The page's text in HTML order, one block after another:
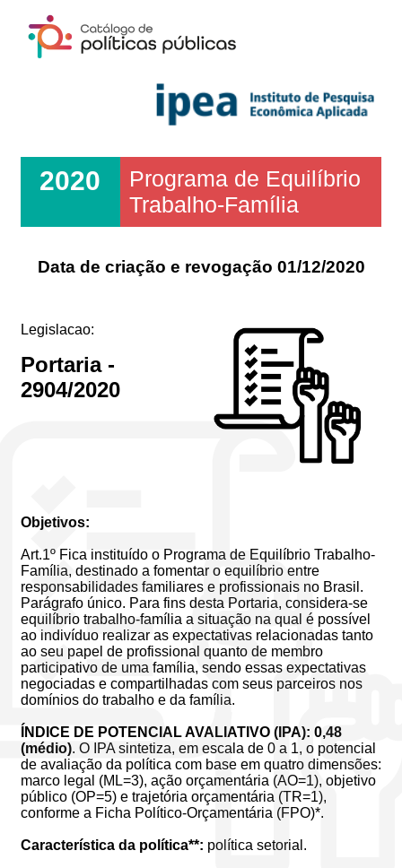
2020
Programa de Equilíbrio
Trabalho-Família
Data de criação e revogação 01/12/2020
Legislacao:
Portaria -
2904/2020
Objetivos:
Art.1º Fica instituído o Programa de Equilíbrio Trabalho-
Família, destinado a fomentar o equilíbrio entre
responsabilidades familiares e profissionais no Brasil.
Parágrafo único. Para fins desta Portaria, considera-se
equilíbrio trabalho-família a situação na qual é possível
ao indivíduo realizar as expectativas relacionadas tanto
ao seu papel de profissional quanto de membro
participativo de uma família, sendo essas expectativas
negociadas e compartilhadas com seus parceiros nos
domínios do trabalho e da família.
ÍNDICE DE POTENCIAL AVALIATIVO (IPA): 0,48
(médio). O IPA sintetiza, em escala de 0 a 1, o potencial
de avaliação da política com base em quatro dimensões:
marco legal (ML=3), ação orçamentária (AO=1), objetivo
público (OP=5) e trajetória orçamentária (TR=1),
conforme a Ficha Político-Orçamentária (FPO)*.
Característica da política**: política setorial.